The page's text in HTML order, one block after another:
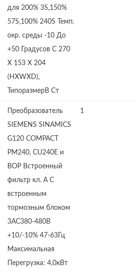
для 200% 3S,150%
57S,100% 240S Темп.
окр. среды -10 До
+50 Градусов C 270
X 153 X 204
(HXWXD),
ТипоразмерB Ст
Преобразователь
SIEMENS SINAMICS
G120 COMPACT
PM240, CU240E и
BOP Встроенный
фильтр кл. А С
встроенным
тормозным блоком
3AC380-480В
+10/-10% 47-63Гц
Максимальная
Перегрузка: 4,0кВт
1